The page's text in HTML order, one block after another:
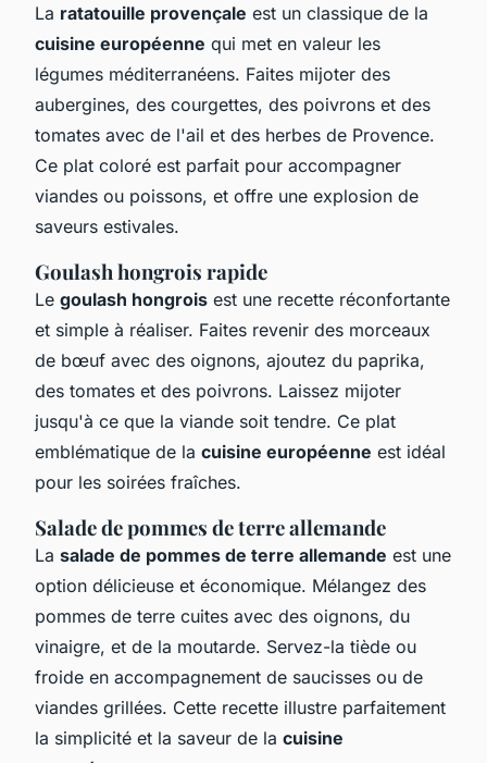
La ratatouille provençale est un classique de la
cuisine européenne qui met en valeur les
légumes méditerranéens. Faites mijoter des
aubergines, des courgettes, des poivrons et des
tomates avec de l'ail et des herbes de Provence.
Ce plat coloré est parfait pour accompagner
viandes ou poissons, et offre une explosion de
saveurs estivales.
Goulash hongrois rapide
Le goulash hongrois est une recette réconfortante
et simple à réaliser. Faites revenir des morceaux
de bœuf avec des oignons, ajoutez du paprika,
des tomates et des poivrons. Laissez mijoter
jusqu'à ce que la viande soit tendre. Ce plat
emblématique de la cuisine européenne est idéal
pour les soirées fraîches.
Salade de pommes de terre allemande
La salade de pommes de terre allemande est une
option délicieuse et économique. Mélangez des
pommes de terre cuites avec des oignons, du
vinaigre, et de la moutarde. Servez-la tiède ou
froide en accompagnement de saucisses ou de
viandes grillées. Cette recette illustre parfaitement
la simplicité et la saveur de la cuisine